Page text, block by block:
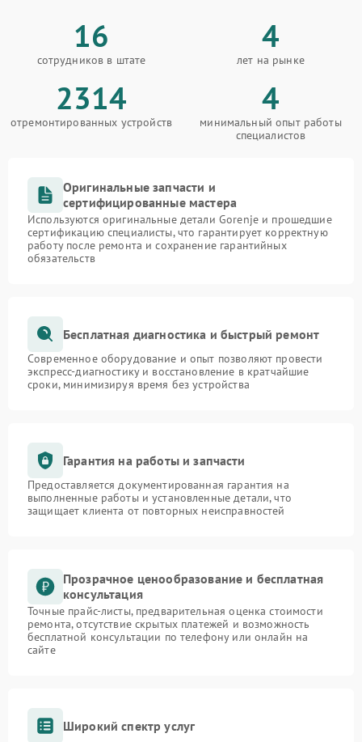
16
сотрудников в штате
4
лет на рынке
2314
отремонтированных устройств
4
минимальный опыт работы
специалистов
Оригинальные запчасти и
сертифицированные мастера
Используются оригинальные детали Gorenje и прошедшие
сертификацию специалисты, что гарантирует корректную
работу после ремонта и сохранение гарантийных
обязательств
Бесплатная диагностика и быстрый ремонт
Современное оборудование и опыт позволяют провести
экспресс-диагностику и восстановление в кратчайшие
сроки, минимизируя время без устройства
Гарантия на работы и запчасти
Предоставляется документированная гарантия на
выполненные работы и установленные детали, что
защищает клиента от повторных неисправностей
Прозрачное ценообразование и бесплатная
консультация
Точные прайс-листы, предварительная оценка стоимости
ремонта, отсутствие скрытых платежей и возможность
бесплатной консультации по телефону или онлайн на
сайте
Широкий спектр услуг